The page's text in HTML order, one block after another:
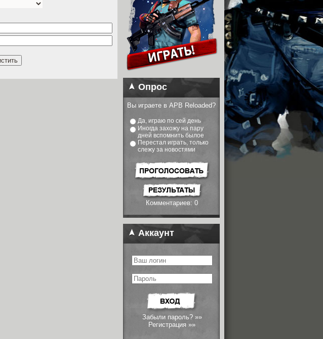
Опрос
Вы играете в APB Reloaded?
Да, играю по сей день
Иногда захожу на пару
дней вспомнить былое
Перестал играть, только
слежу за новостями
Комментариев: 0
Аккаунт
Забыли пароль? »»
Регистрация »»